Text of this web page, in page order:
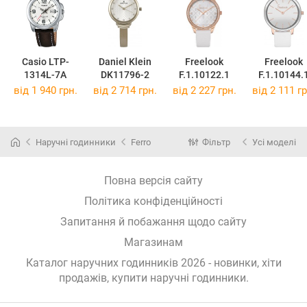
Casio LTP-
1314L-7A
Daniel Klein
DK11796-2
Freelook
F.1.10122.1
Freelook
від 1 940 грн. від 2 714 грн. від 2 227 грн. від 2 111
Наручні годинники Ferro Фільтр Усі моделі
Повна версія сайту
Політика конфіденційності
Запитання й побажання щодо сайту
Магазинам
Каталог наручних годинників 2026 - новинки, хіти
продажів, купити наручні годинники.